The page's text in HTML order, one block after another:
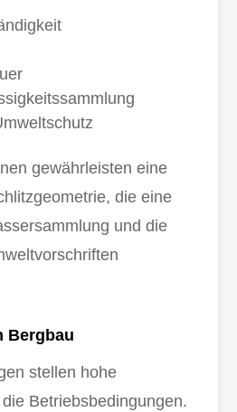
gewährleisten eine
die eine
und die
Bergbau
stellen hohe
Betriebsbedingungen.